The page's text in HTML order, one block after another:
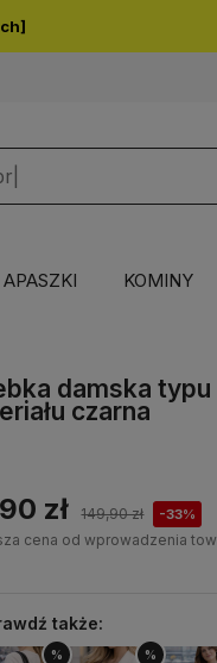
APASZKI KOMINY
damska
czarna
zł 149,90 zł -33%
cena od wprowadzenia
także:
% %